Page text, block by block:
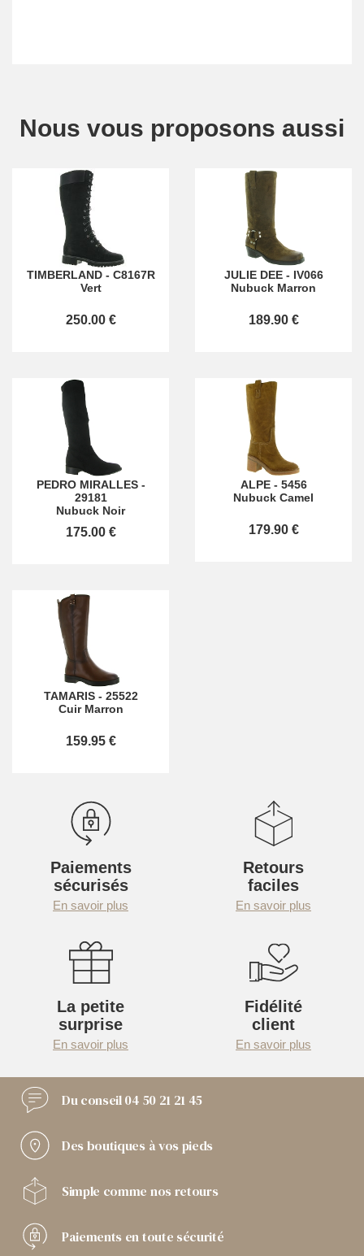
Nous vous proposons aussi
TIMBERLAND- C8167R
Vert
250.00 €
JULIE DEE- IV066
Nubuck Marron
189.90 €
PEDRO MIRALLES-
29181
Nubuck Noir
175.00 €
ALPE- 5456
Nubuck Camel
179.90 €
TAMARIS- 25522
Cuir Marron
159.95 €
Paiements
sécurisés
En savoir plus
Retours
faciles
En savoir plus
La petite
surprise
En savoir plus
Fidélité
client
En savoir plus
Du conseil04 50 21 21 45
Des boutiques à vos pieds
Simple comme nos retours
Paiements en toute sécurité